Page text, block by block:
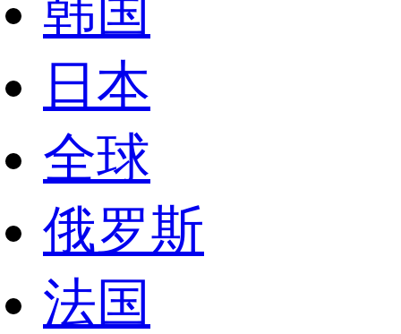
韩国
日本
全球
俄罗斯
法国